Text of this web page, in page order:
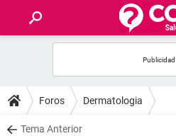
FOROS
SALUD
Foros Dermatologia
Tema Anterior